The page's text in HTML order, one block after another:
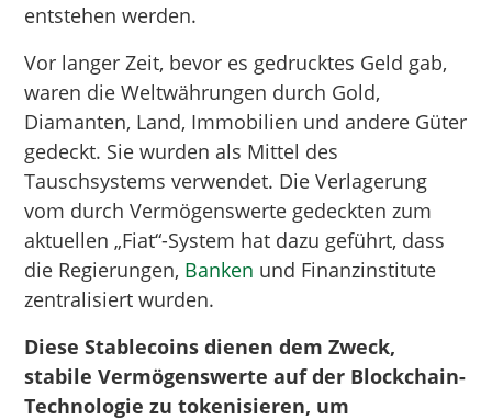
entstehen werden.
Vor langer Zeit, bevor es gedrucktes Geld gab,
waren die Weltwährungen durch Gold,
Diamanten, Land, Immobilien und andere Güter
gedeckt. Sie wurden als Mittel des
Tauschsystems verwendet. Die Verlagerung
vom durch Vermögenswerte gedeckten zum
aktuellen „Fiat“-System hat dazu geführt, dass
die Regierungen, Banken und Finanzinstitute
zentralisiert wurden.
Diese Stablecoins dienen dem Zweck,
stabile Vermögenswerte auf der Blockchain-
Technologie zu tokenisieren, um